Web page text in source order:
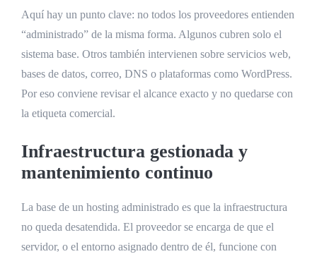
Aquí hay un punto clave: no todos los proveedores entienden
“administrado” de la misma forma. Algunos cubren solo el
sistema base. Otros también intervienen sobre servicios web,
bases de datos, correo, DNS o plataformas como WordPress.
Por eso conviene revisar el alcance exacto y no quedarse con
la etiqueta comercial.
Infraestructura gestionada y
mantenimiento continuo
La base de un hosting administrado es que la infraestructura
no queda desatendida. El proveedor se encarga de que el
servidor, o el entorno asignado dentro de él, funcione con